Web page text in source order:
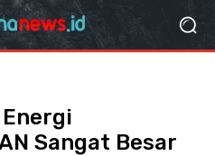
Sangat Besar